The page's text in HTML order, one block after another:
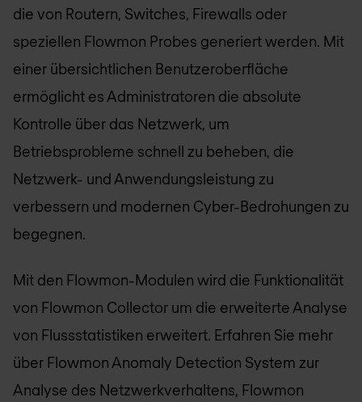
die von Routern, Switches, Firewalls oder
speziellen Flowmon Probes generiert werden. Mit
einer übersichtlichen Benutzeroberfläche
ermöglicht es Administratoren die absolute
Kontrolle über das Netzwerk, um
Betriebsprobleme schnell zu beheben, die
Netzwerk- und Anwendungsleistung zu
verbessern und modernen Cyber-Bedrohungen zu
begegnen.
Mit den Flowmon-Modulen wird die Funktionalität
von Flowmon Collector um die erweiterte Analyse
von Flussstatistiken erweitert. Erfahren Sie mehr
über Flowmon Anomaly Detection System zur
Analyse des Netzwerkverhaltens, Flowmon